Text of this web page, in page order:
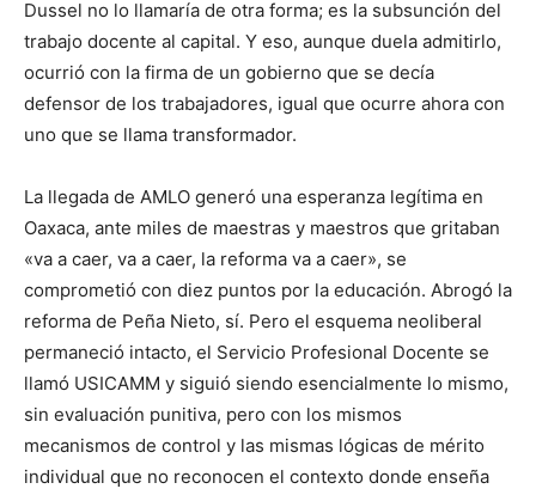
Dussel no lo llamaría de otra forma; es la subsunción del
trabajo docente al capital. Y eso, aunque duela admitirlo,
ocurrió con la firma de un gobierno que se decía
defensor de los trabajadores, igual que ocurre ahora con
uno que se llama transformador.
La llegada de AMLO generó una esperanza legítima en
Oaxaca, ante miles de maestras y maestros que gritaban
«va a caer, va a caer, la reforma va a caer», se
comprometió con diez puntos por la educación. Abrogó la
reforma de Peña Nieto, sí. Pero el esquema neoliberal
permaneció intacto, el Servicio Profesional Docente se
llamó USICAMM y siguió siendo esencialmente lo mismo,
sin evaluación punitiva, pero con los mismos
mecanismos de control y las mismas lógicas de mérito
individual que no reconocen el contexto donde enseña